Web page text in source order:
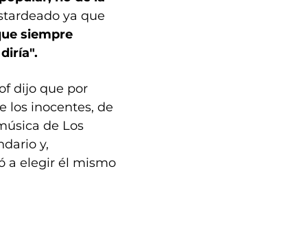
ya que
siempre
dijo que por
los inocentes, de
de Los
y,
a elegir él mismo